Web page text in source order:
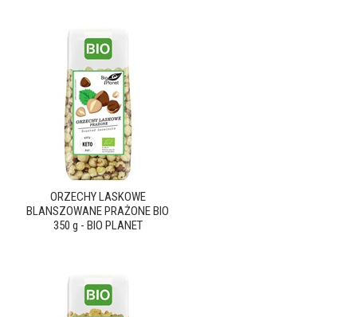
ORZECHY LASKOWE
BLANSZOWANE PRAŻONE BIO
350 g - BIO PLANET